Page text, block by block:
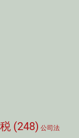
(248) 公司法